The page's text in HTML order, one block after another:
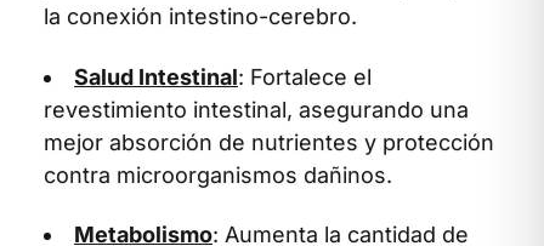
la conexión intestino-cerebro.
Salud Intestinal: Fortalece el
revestimiento intestinal, asegurando una
mejor absorción de nutrientes y protección
contra microorganismos dañinos.
Metabolismo: Aumenta la cantidad de